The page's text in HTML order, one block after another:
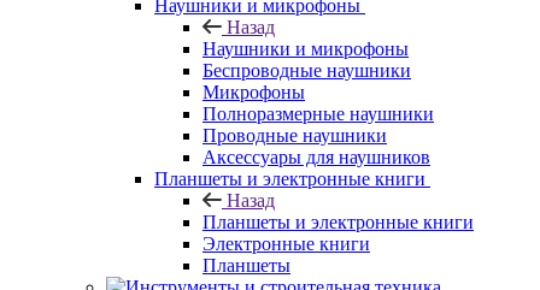
Наушники и микрофоны
Назад
Наушники и микрофоны
Беспроводные наушники
Микрофоны
Полноразмерные наушники
Проводные наушники
Аксессуары для наушников
Планшеты и электронные книги
Назад
Планшеты и электронные книги
Электронные книги
Планшеты